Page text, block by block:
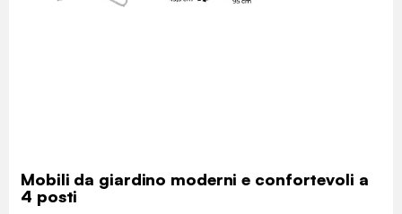
Mobili da giardino moderni e confortevoli a
4 posti